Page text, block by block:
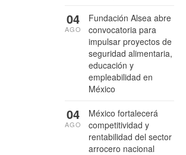
Fundación Alsea abre
convocatoria para
impulsar proyectos de
seguridad alimentaria,
educación y
empleabilidad en
México
04
AGO
México fortalecerá
competitividad y
rentabilidad del sector
arrocero nacional
04
AGO